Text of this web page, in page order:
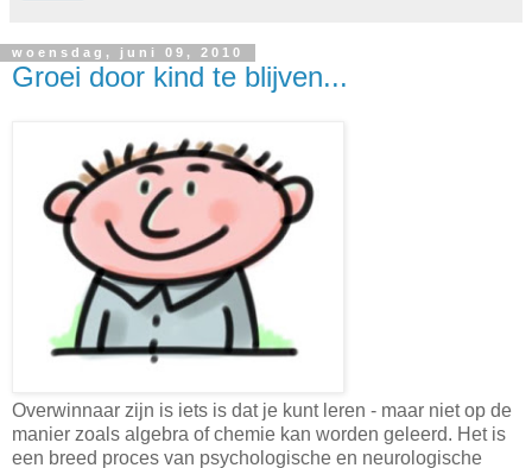
woensdag, juni 09, 2010
Groei door kind te blijven...
Overwinnaar zijn is iets is dat je kunt leren - maar niet op de
manier zoals algebra of chemie kan worden geleerd. Het is
een breed proces van psychologische en neurologische